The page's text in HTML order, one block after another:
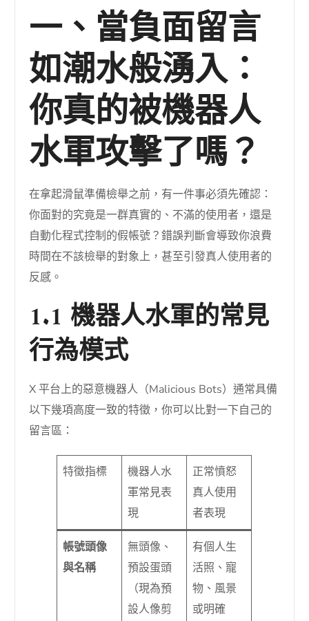
一、當負面留言
如潮水般湧入：
你真的被機器人
水軍攻擊了嗎？
在拿起滑鼠準備檢舉之前，有一件事必須先確認：
你面對的究竟是一群真實的、不滿的使用者，還是
自動化程式控制的假帳號？錯誤判斷會導致你浪費
時間在不該檢舉的對象上，甚至引發真人使用者的
反感。
1.1 機器人水軍的常見
行為模式
X 平台上的惡意機器人（Malicious Bots）通常具備
以下幾項高度一致的特徵，你可以比對一下自己的
留言區：
特徵指標
機器人水
軍常見表
現
正常憤怒
真人使用
者表現
帳號頭像
與名稱
無頭像、
預設蛋頭
（現為預
設人像剪
有個人生
活照、寵
物、風景
或明確